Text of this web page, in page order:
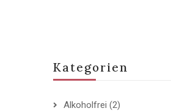
Kategorien
Alkoholfrei (2)